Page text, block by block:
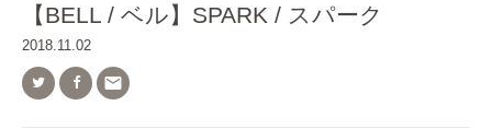
【BELL / ベル】SPARK / スパーク
2018.11.02
